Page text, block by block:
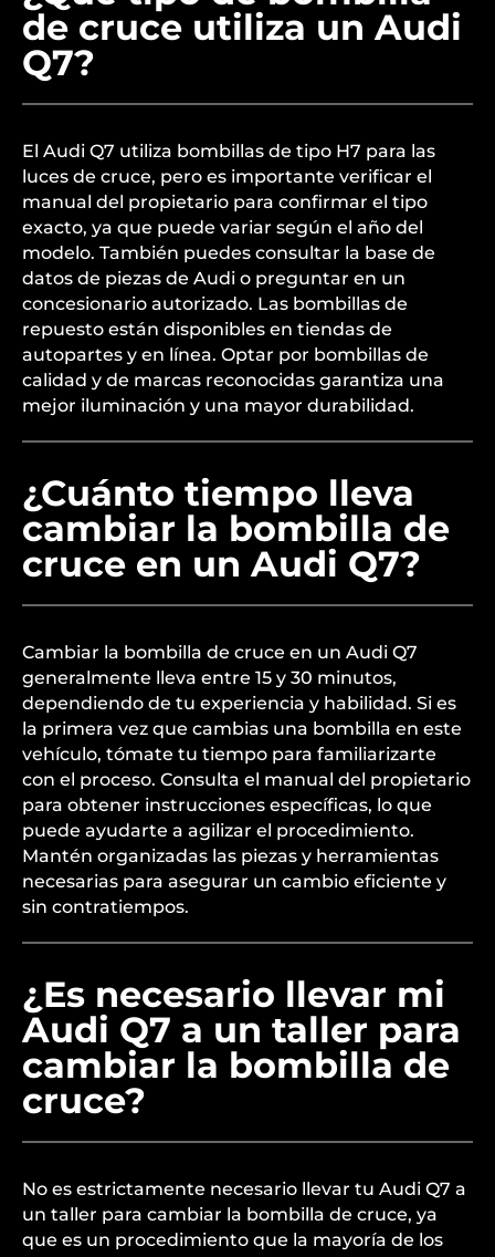
de cruce utiliza un Audi
Q7?
El Audi Q7 utiliza bombillas de tipo H7 para las
luces de cruce, pero es importante verificar el
manual del propietario para confirmar el tipo
exacto, ya que puede variar según el año del
modelo. También puedes consultar la base de
datos de piezas de Audi o preguntar en un
concesionario autorizado. Las bombillas de
repuesto están disponibles en tiendas de
autopartes y en línea. Optar por bombillas de
calidad y de marcas reconocidas garantiza una
mejor iluminación y una mayor durabilidad.
¿Cuánto tiempo lleva
cambiar la bombilla de
cruce en un Audi Q7?
Cambiar la bombilla de cruce en un Audi Q7
generalmente lleva entre 15 y 30 minutos,
dependiendo de tu experiencia y habilidad. Si es
la primera vez que cambias una bombilla en este
vehículo, tómate tu tiempo para familiarizarte
con el proceso. Consulta el manual del propietario
para obtener instrucciones específicas, lo que
puede ayudarte a agilizar el procedimiento.
Mantén organizadas las piezas y herramientas
necesarias para asegurar un cambio eficiente y
sin contratiempos.
¿Es necesario llevar mi
Audi Q7 a un taller para
cambiar la bombilla de
cruce?
No es estrictamente necesario llevar tu Audi Q7 a
un taller para cambiar la bombilla de cruce, ya
que es un procedimiento que la mayoría de los